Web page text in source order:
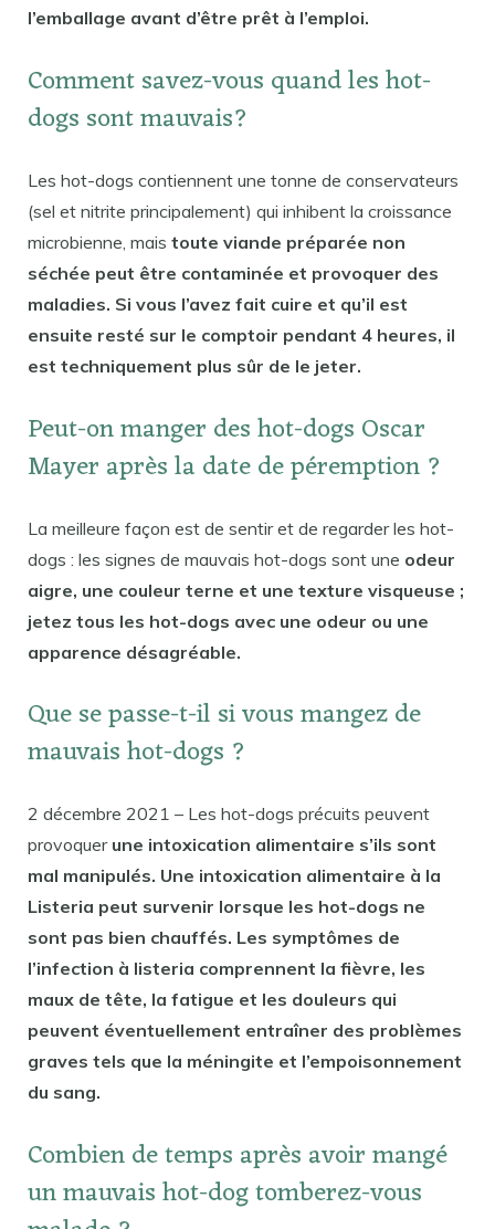
l’emballage avant d’être prêt à l’emploi.
Comment savez-vous quand les hot-
dogs sont mauvais?
Les hot-dogs contiennent une tonne de conservateurs
(sel et nitrite principalement) qui inhibent la croissance
microbienne, mais toute viande préparée non
séchée peut être contaminée et provoquer des
maladies. Si vous l’avez fait cuire et qu’il est
ensuite resté sur le comptoir pendant 4 heures, il
est techniquement plus sûr de le jeter.
Peut-on manger des hot-dogs Oscar
Mayer après la date de péremption ?
La meilleure façon est de sentir et de regarder les hot-
dogs : les signes de mauvais hot-dogs sont une odeur
aigre, une couleur terne et une texture visqueuse ;
jetez tous les hot-dogs avec une odeur ou une
apparence désagréable.
Que se passe-t-il si vous mangez de
mauvais hot-dogs ?
2 décembre 2021 – Les hot-dogs précuits peuvent
provoquer une intoxication alimentaire s’ils sont
mal manipulés. Une intoxication alimentaire à la
Listeria peut survenir lorsque les hot-dogs ne
sont pas bien chauffés. Les symptômes de
l’infection à listeria comprennent la fièvre, les
maux de tête, la fatigue et les douleurs qui
peuvent éventuellement entraîner des problèmes
graves tels que la méningite et l’empoisonnement
du sang.
Combien de temps après avoir mangé
un mauvais hot-dog tomberez-vous